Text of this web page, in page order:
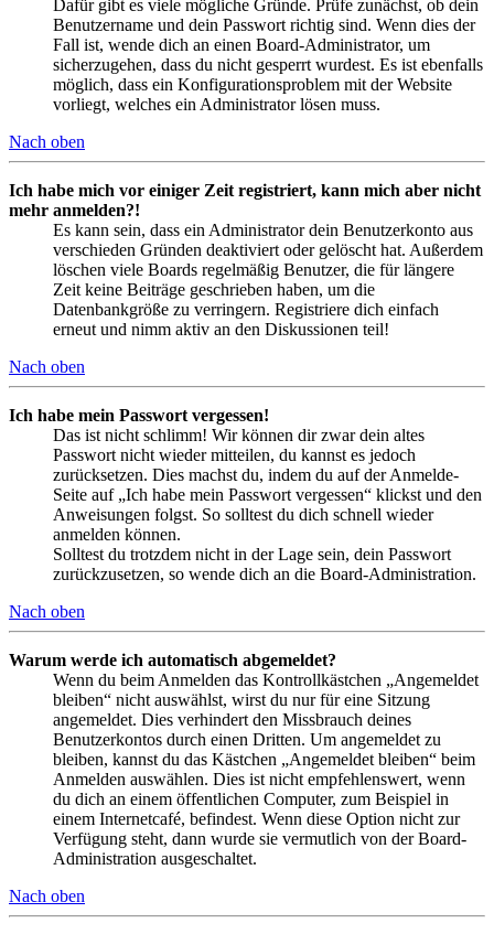
Dafür gibt es viele mögliche Gründe. Prüfe zunächst, ob dein
Benutzername und dein Passwort richtig sind. Wenn dies der
Fall ist, wende dich an einen Board-Administrator, um
sicherzugehen, dass du nicht gesperrt wurdest. Es ist ebenfalls
möglich, dass ein Konfigurationsproblem mit der Website
vorliegt, welches ein Administrator lösen muss.
Nach oben
Ich habe mich vor einiger Zeit registriert, kann mich aber nicht
mehr anmelden?!
Es kann sein, dass ein Administrator dein Benutzerkonto aus
verschieden Gründen deaktiviert oder gelöscht hat. Außerdem
löschen viele Boards regelmäßig Benutzer, die für längere
Zeit keine Beiträge geschrieben haben, um die
Datenbankgröße zu verringern. Registriere dich einfach
erneut und nimm aktiv an den Diskussionen teil!
Nach oben
Ich habe mein Passwort vergessen!
Das ist nicht schlimm! Wir können dir zwar dein altes
Passwort nicht wieder mitteilen, du kannst es jedoch
zurücksetzen. Dies machst du, indem du auf der Anmelde-
Seite auf „Ich habe mein Passwort vergessen“ klickst und den
Anweisungen folgst. So solltest du dich schnell wieder
anmelden können.
Solltest du trotzdem nicht in der Lage sein, dein Passwort
zurückzusetzen, so wende dich an die Board-Administration.
Nach oben
Warum werde ich automatisch abgemeldet?
Wenn du beim Anmelden das Kontrollkästchen „Angemeldet
bleiben“ nicht auswählst, wirst du nur für eine Sitzung
angemeldet. Dies verhindert den Missbrauch deines
Benutzerkontos durch einen Dritten. Um angemeldet zu
bleiben, kannst du das Kästchen „Angemeldet bleiben“ beim
Anmelden auswählen. Dies ist nicht empfehlenswert, wenn
du dich an einem öffentlichen Computer, zum Beispiel in
einem Internetcafé, befindest. Wenn diese Option nicht zur
Verfügung steht, dann wurde sie vermutlich von der Board-
Administration ausgeschaltet.
Nach oben